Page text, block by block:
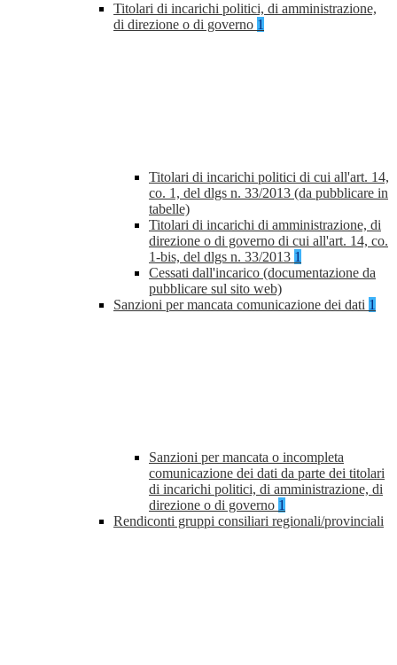
Titolari di incarichi politici, di amministrazione,
di direzione o di governo 1
Titolari di incarichi politici di cui all'art. 14,
co. 1, del dlgs n. 33/2013 (da pubblicare in
tabelle)
Titolari di incarichi di amministrazione, di
direzione o di governo di cui all'art. 14, co.
1-bis, del dlgs n. 33/2013 1
Cessati dall'incarico (documentazione da
pubblicare sul sito web)
Sanzioni per mancata comunicazione dei dati 1
Sanzioni per mancata o incompleta
comunicazione dei dati da parte dei titolari
di incarichi politici, di amministrazione, di
direzione o di governo 1
Rendiconti gruppi consiliari regionali/provinciali